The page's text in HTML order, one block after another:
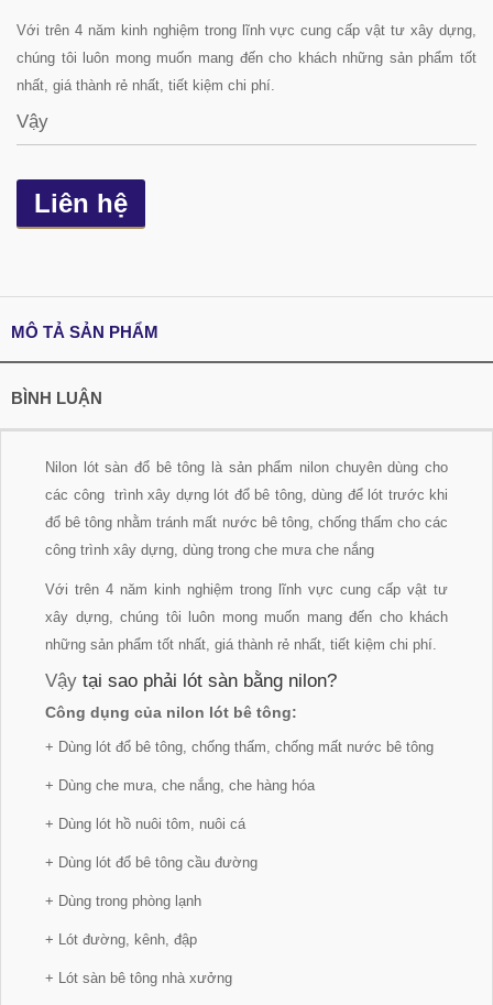
Với trên 4 năm kinh nghiệm trong lĩnh vực cung cấp vật tư xây dựng,
chúng tôi luôn mong muốn mang đến cho khách những sản phẩm tốt
nhất, giá thành rẻ nhất, tiết kiệm chi phí.
Vậy
Liên hệ
MÔ TẢ SẢN PHẨM
BÌNH LUẬN
Nilon lót sàn đổ bê tông là sản phẩm nilon chuyên dùng cho
các công trình xây dựng lót đổ bê tông, dùng để lót trước khi
đổ bê tông nhằm tránh mất nước bê tông, chống thấm cho các
công trình xây dựng, dùng trong che mưa che nắng
Với trên 4 năm kinh nghiệm trong lĩnh vực cung cấp vật tư
xây dựng, chúng tôi luôn mong muốn mang đến cho khách
những sản phẩm tốt nhất, giá thành rẻ nhất, tiết kiệm chi phí.
Vậy tại sao phải lót sàn bằng nilon?
Công dụng của nilon lót bê tông:
+ Dùng lót đổ bê tông, chống thấm, chống mất nước bê tông
+ Dùng che mưa, che nắng, che hàng hóa
+ Dùng lót hồ nuôi tôm, nuôi cá
+ Dùng lót đổ bê tông cầu đường
+ Dùng trong phòng lạnh
+ Lót đường, kênh, đập
+ Lót sàn bê tông nhà xưởng